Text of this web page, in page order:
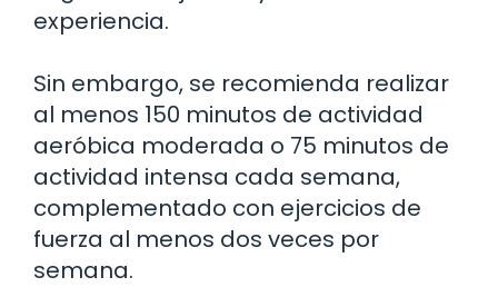
experiencia.
Sin embargo, se recomienda realizar
al menos 150 minutos de actividad
aeróbica moderada o 75 minutos de
actividad intensa cada semana,
complementado con ejercicios de
fuerza al menos dos veces por
semana.